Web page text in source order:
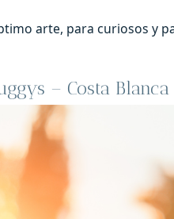
arte, para curiosos y
– Costa Blanca